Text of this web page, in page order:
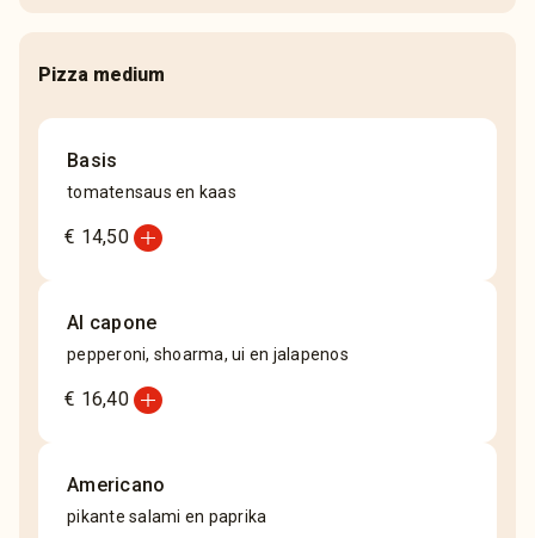
Pizza medium
Basis
tomatensaus en kaas
€ 14,50add_circle
Al capone
pepperoni, shoarma, ui en jalapenos
€ 16,40add_circle
Americano
pikante salami en paprika